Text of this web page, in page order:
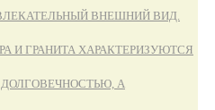
ВНЕШНИЙ ВИД.
И ГРАНИТА ХАРАКТЕРИЗУЮТСЯ
А